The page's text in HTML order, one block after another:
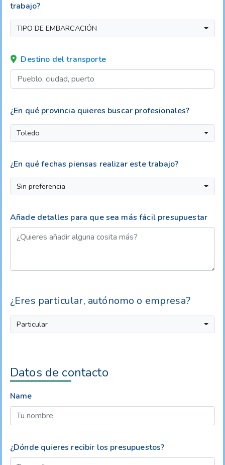
trabajo?
TIPO DE EMBARCACIÓN
Destino del transporte
¿En qué provincia quieres buscar profesionales?
Toledo
¿En qué fechas piensas realizar este trabajo?
Sin preferencia
Añade detalles para que sea más fácil presupuestar
¿Eres particular, autónomo o empresa?
Particular
Datos de contacto
Name
¿Dónde quieres recibir los presupuestos?